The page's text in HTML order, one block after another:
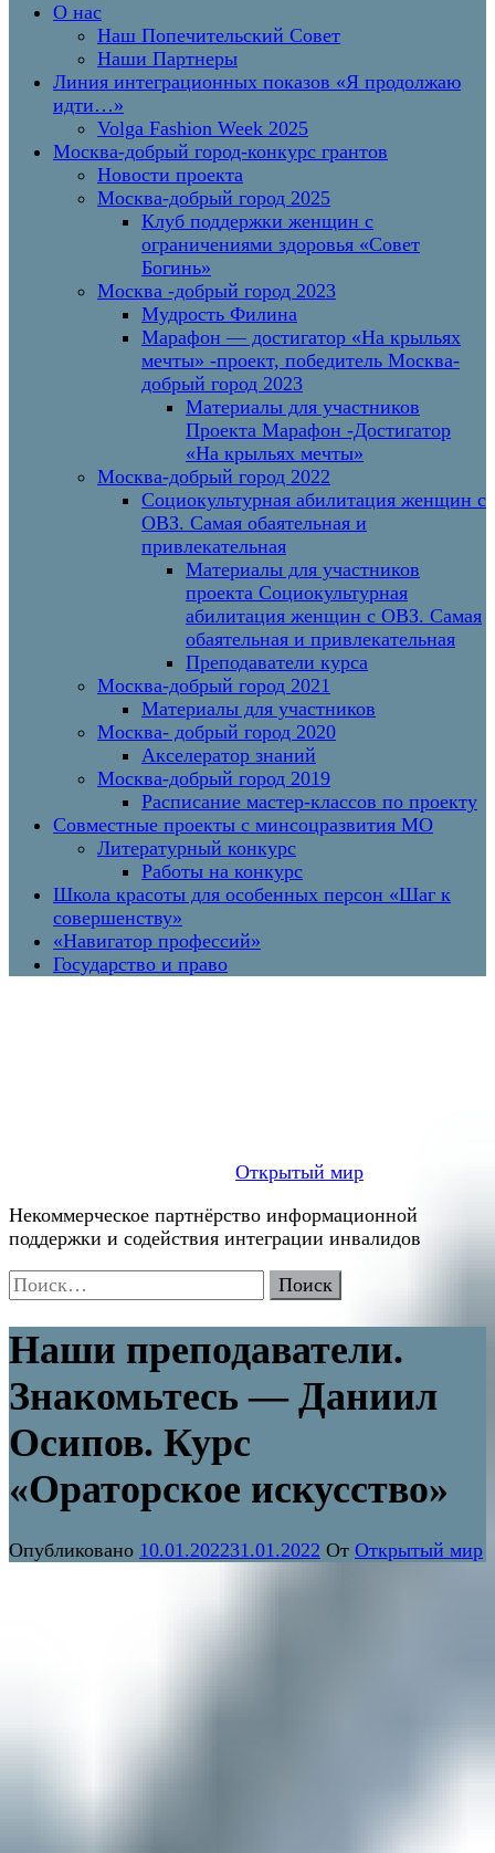
О нас
Наш Попечительский Совет
Наши Партнеры
Линия интеграционных показов «Я продолжаю
идти…»
Volga Fashion Week 2025
Москва-добрый город-конкурс грантов
Новости проекта
Москва-добрый город 2025
Клуб поддержки женщин с
ограничениями здоровья «Совет
Богинь»
Москва -добрый город 2023
Мудрость Филина
Марафон — достигатор «На крыльях
мечты» -проект, победитель Москва-
добрый город 2023
Материалы для участников
Проекта Марафон -Достигатор
«На крыльях мечты»
Москва-добрый город 2022
Социокультурная абилитация женщин с
ОВЗ. Самая обаятельная и
привлекательная
Материалы для участников
проекта Социокультурная
абилитация женщин с ОВЗ. Самая
обаятельная и привлекательная
Преподаватели курса
Москва-добрый город 2021
Материалы для участников
Москва- добрый город 2020
Акселератор знаний
Москва-добрый город 2019
Расписание мастер-классов по проекту
Совместные проекты с минсоцразвития МО
Литературный конкурс
Работы на конкурс
Школа красоты для особенных персон «Шаг к
совершенству»
«Навигатор профессий»
Государство и право
Открытый мир
Некоммерческое партнёрство информационной
поддержки и содействия интеграции инвалидов
Найти:
Наши преподаватели.
Знакомьтесь — Даниил
Осипов. Курс
«Ораторское искусство»
Опубликовано 10.01.202231.01.2022 От Открытый мир